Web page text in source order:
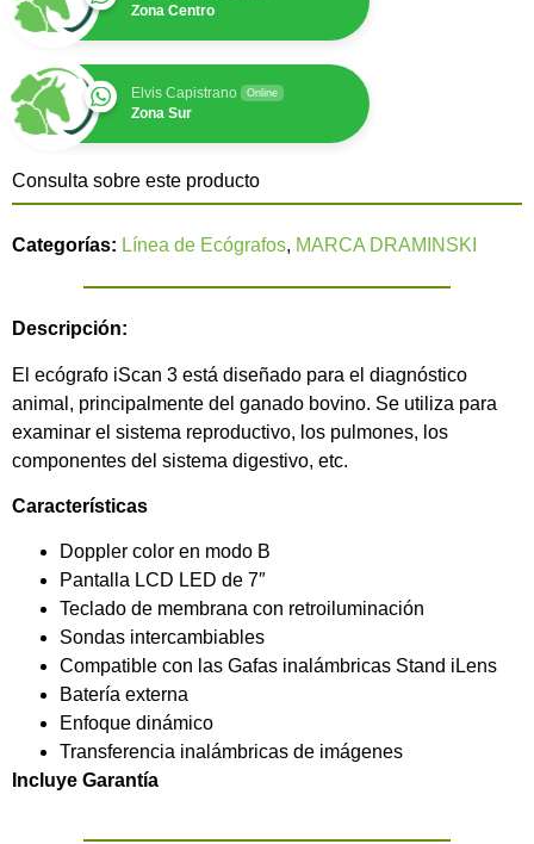
Zona Centro
Elvis Capistrano Online
Zona Sur
Consulta sobre este producto
Categorías: Línea de Ecógrafos, MARCA DRAMINSKI
Descripción:
El ecógrafo iScan 3 está diseñado para el diagnóstico
animal, principalmente del ganado bovino. Se utiliza para
examinar el sistema reproductivo, los pulmones, los
componentes del sistema digestivo, etc.
Características
Doppler color en modo B
Pantalla LCD LED de 7″
Teclado de membrana con retroiluminación
Sondas intercambiables
Compatible con las Gafas inalámbricas Stand iLens
Batería externa
Enfoque dinámico
Transferencia inalámbricas de imágenes
Incluye Garantía